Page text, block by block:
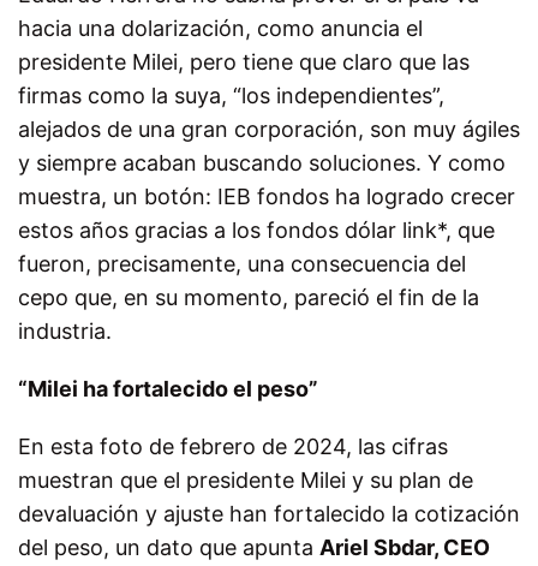
hacia una dolarización, como anuncia el
presidente Milei, pero tiene que claro que las
firmas como la suya, “los independientes”,
alejados de una gran corporación, son muy ágiles
y siempre acaban buscando soluciones. Y como
muestra, un botón: IEB fondos ha logrado crecer
estos años gracias a los fondos dólar link*, que
fueron, precisamente, una consecuencia del
cepo que, en su momento, pareció el fin de la
industria.
“Milei ha fortalecido el peso”
En esta foto de febrero de 2024, las cifras
muestran que el presidente Milei y su plan de
devaluación y ajuste han fortalecido la cotización
del peso, un dato que apunta Ariel Sbdar, CEO